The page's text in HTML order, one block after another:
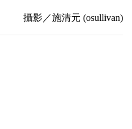
攝影／施清元 (osullivan)